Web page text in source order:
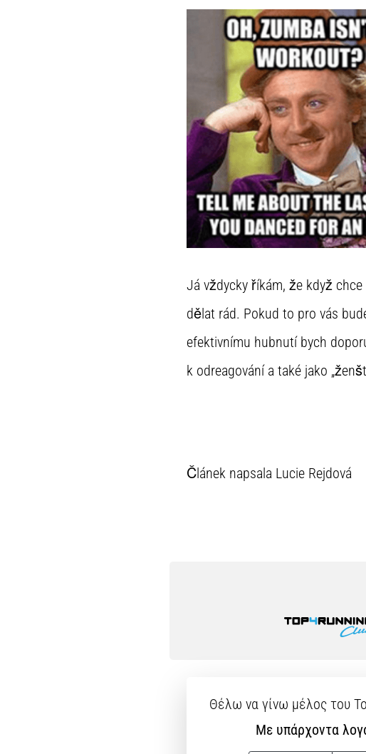
Já vždycky říkám, že když
dělat rád. Pokud to pro vás
efektivnímu hubnutí bych
k odreagování a také jako
Článek napsala Lucie Rejdová
Θέλω να γίνω μέλος του
Με υπάρχοντα